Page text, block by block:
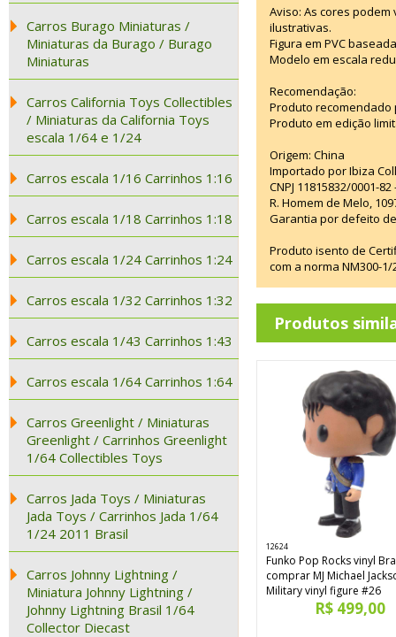
Carros Burago Miniaturas /
Miniaturas da Burago / Burago
Miniaturas
Carros California Toys Collectibles
/ Miniaturas da California Toys
escala 1/64 e 1/24
Carros escala 1/16 Carrinhos 1:16
Carros escala 1/18 Carrinhos 1:18
Carros escala 1/24 Carrinhos 1:24
Carros escala 1/32 Carrinhos 1:32
Carros escala 1/43 Carrinhos 1:43
Carros escala 1/64 Carrinhos 1:64
Carros Greenlight / Miniaturas
Greenlight / Carrinhos Greenlight
1/64 Collectibles Toys
Carros Jada Toys / Miniaturas
Jada Toys / Carrinhos Jada 1/64
1/24 2011 Brasil
Carros Johnny Lightning /
Miniatura Johnny Lightning /
Johnny Lightning Brasil 1/64
Collector Diecast
Aviso: As cores
ilustrativas.
Figura em PVC
Modelo em escala
Recomendação:
Produto recomendado
Produto em edição
Origem: China
Importado por Ibiza
CNPJ 11815832/0001-
R. Homem de Melo,
Garantia por defeito
Produto isento de
com a norma NM300-
Produtos
12624
Funko Pop Rocks vinyl
comprar MJ Michael
Military vinyl figure #26
R$ 499,00